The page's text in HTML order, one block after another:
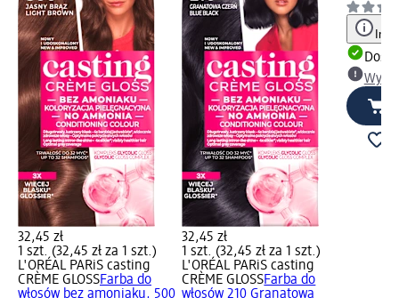
32,45 zł
1 szt. (32,45 zł za 1 szt.)
L'ORÉAL PARiS casting
CRÈME GLOSSFarba do
włosów bez amoniaku, 500
32,45 zł
1 szt. (32,45 zł za 1 szt.)
L'ORÉAL PARiS casting
CRÈME GLOSSFarba do
włosów 210 Granatowa